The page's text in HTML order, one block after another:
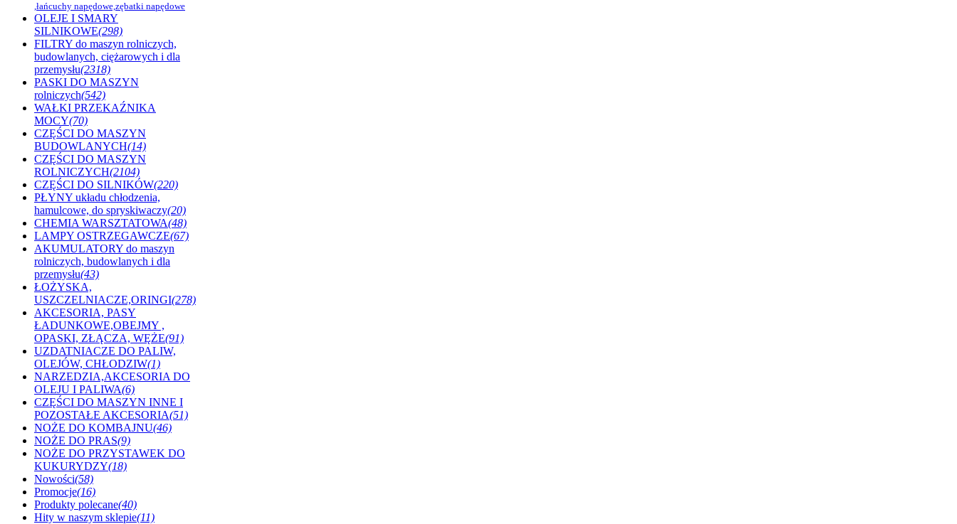
,łańcuchy napędowe,zębatki napędowe
OLEJE I SMARY
SILNIKOWE(298)
FILTRY do maszyn rolniczych,
budowlanych, ciężarowych i dla
przemysłu(2318)
PASKI DO MASZYN
rolniczych(542)
WAŁKI PRZEKAŹNIKA
MOCY(70)
CZĘŚCI DO MASZYN
BUDOWLANYCH(14)
CZĘŚCI DO MASZYN
ROLNICZYCH(2104)
CZĘŚCI DO SILNIKÓW(220)
PŁYNY układu chłodzenia,
hamulcowe, do spryskiwaczy(20)
CHEMIA WARSZTATOWA(48)
LAMPY OSTRZEGAWCZE(67)
AKUMULATORY do maszyn
rolniczych, budowlanych i dla
przemysłu(43)
ŁOŻYSKA,
USZCZELNIACZE,ORINGI(278)
AKCESORIA, PASY
ŁADUNKOWE,OBEJMY ,
OPASKI, ZŁĄCZA, WĘŻE(91)
UZDATNIACZE DO PALIW,
OLEJÓW, CHŁODZIW(1)
NARZEDZIA,AKCESORIA DO
OLEJU I PALIWA(6)
CZĘŚCI DO MASZYN INNE I
POZOSTAŁE AKCESORIA(51)
NOŻE DO KOMBAJNU(46)
NOŻE DO PRAS(9)
NOŻE DO PRZYSTAWEK DO
KUKURYDZY(18)
Nowości(58)
Promocje(16)
Produkty polecane(40)
Hity w naszym sklepie(11)